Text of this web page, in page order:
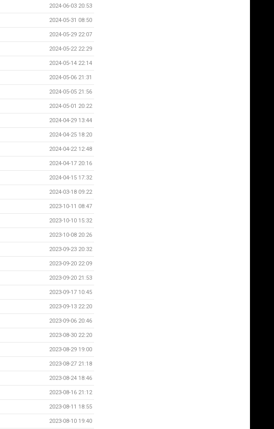
2024-06-03 20:53
2024-05-31 08:50
2024-05-29 22:07
2024-05-22 22:29
2024-05-14 22:14
2024-05-06 21:31
2024-05-05 21:56
2024-05-01 20:22
2024-04-29 13:44
2024-04-25 18:20
2024-04-22 12:48
2024-04-17 20:16
2024-04-15 17:32
2024-03-18 09:22
2023-10-11 08:47
2023-10-10 15:32
2023-10-08 20:26
2023-09-23 20:32
2023-09-20 22:09
2023-09-20 21:53
2023-09-17 10:45
2023-09-13 22:20
2023-09-06 20:46
2023-08-30 22:20
2023-08-29 19:00
2023-08-27 21:18
2023-08-24 18:46
2023-08-16 21:12
2023-08-11 18:55
2023-08-10 19:40